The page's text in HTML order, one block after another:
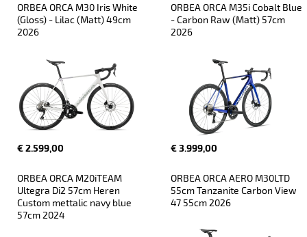
ORBEA ORCA M30 Iris White
(Gloss) - Lilac (Matt) 49cm
2026
€ 2.599,00
ORBEA ORCA M35i Cobalt Blue
- Carbon Raw (Matt) 57cm
2026
€ 3.999,00
ORBEA ORCA M20iTEAM
Ultegra Di2 57cm Heren
Custom mettalic navy blue
57cm 2024
ORBEA ORCA AERO M30LTD
55cm Tanzanite Carbon View
47 55cm 2026